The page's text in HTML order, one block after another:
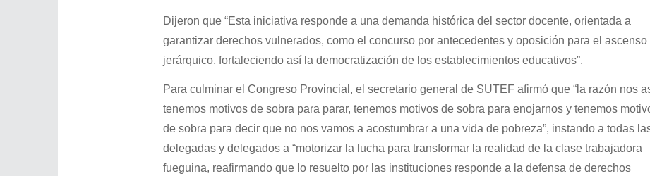
Dijeron que “Esta iniciativa responde a una demanda histórica del sector docente, orientada a
garantizar derechos vulnerados, como el concurso por antecedentes y oposición para el ascenso
jerárquico, fortaleciendo así la democratización de los establecimientos educativos”.
Para culminar el Congreso Provincial, el secretario general de SUTEF afirmó que “la razón nos
tenemos motivos de sobra para parar, tenemos motivos de sobra para enojarnos y tenemos
de sobra para decir que no nos vamos a acostumbrar a una vida de pobreza”, instando a todas
delegadas y delegados a “motorizar la lucha para transformar la realidad de la clase trabajadora
fueguina, reafirmando que lo resuelto por las instituciones responde a la defensa de derechos